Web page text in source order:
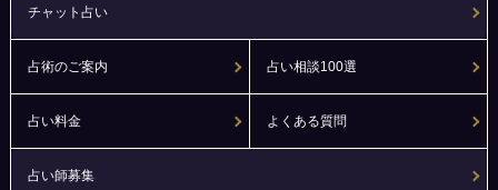
チャット占い
占術のご案内 占い相談100選
占い料金 よくある質問
占い師募集